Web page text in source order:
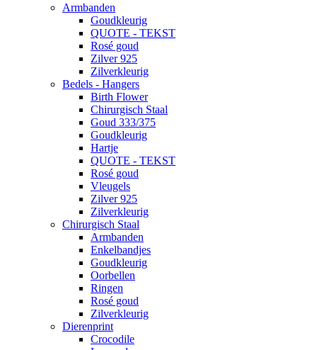
Armbanden
Goudkleurig
QUOTE - TEKST
Rosé goud
Zilver 925
Zilverkleurig
Bedels - Hangers
Birth Flower
Chirurgisch Staal
Goud 333/375
Goudkleurig
Hartje
QUOTE - TEKST
Rosé goud
Vleugels
Zilver 925
Zilverkleurig
Chirurgisch Staal
Armbanden
Enkelbandjes
Goudkleurig
Oorbellen
Ringen
Rosé goud
Zilverkleurig
Dierenprint
Crocodile